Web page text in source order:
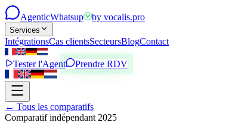
AgenticWhatsup by vocalis.pro
Services
IntégrationsCas clientsSecteursBlogContact
Tester l'Agent Prendre RDV
← Tous les comparatifs
Comparatif indépendant 2025